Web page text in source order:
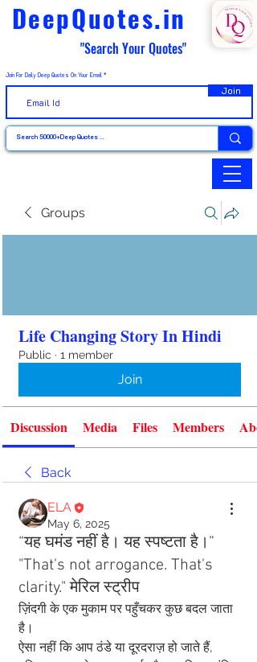
DeepQuotes.in
"Search Your Quotes"
Join For Daily Deep Quotes On Your Email
Join
Groups
Life Changing Story In Hindi
Public · 1 member
Join
Discussion Media Files Members
Back
ELA
May 6, 2025
“यह घमंड नहीं है। यह स्पष्टता है।”
"That's not arrogance. That's
clarity." मेरिल स्ट्रीप
ज़िंदगी के एक मुकाम पर पहुँचकर कुछ बदल जाता
है।
ऐसा नहीं कि आप ठंडे या दूरदराज़ हो जाते हैं,